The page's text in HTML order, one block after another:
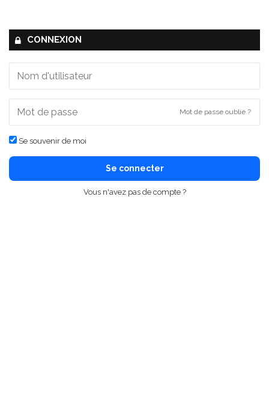
CONNEXION
Mot de passe oublié ?
Se souvenir de moi
Se connecter
Vous n'avez pas de compte ?